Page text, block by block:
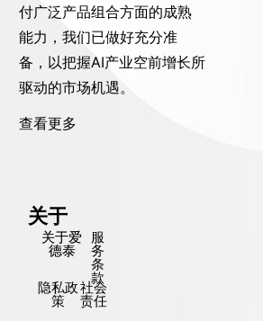
付广泛产品组合方面的成熟
能力，我们已做好充分准
备，以把握AI产业空前增长所
驱动的市场机遇。
查看更多
关于
关于爱
德泰
服
务
条
款
隐私政
策
社会
责任